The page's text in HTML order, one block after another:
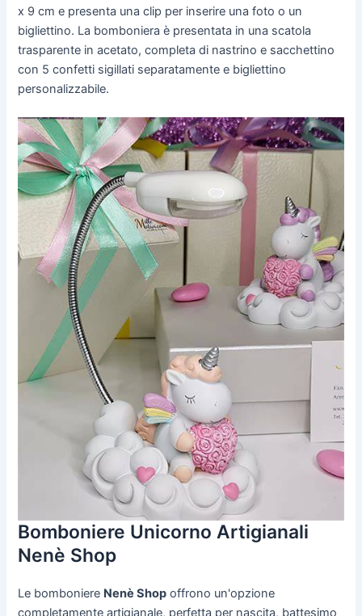
x 9 cm e presenta una clip per inserire una foto o un
bigliettino. La bomboniera è presentata in una scatola
trasparente in acetato, completa di nastrino e sacchettino
con 5 confetti sigillati separatamente e bigliettino
personalizzabile.
Bomboniere Unicorno Artigianali
Nenè Shop
Le bomboniere Nenè Shop offrono un'opzione
completamente artigianale, perfetta per nascita, battesimo